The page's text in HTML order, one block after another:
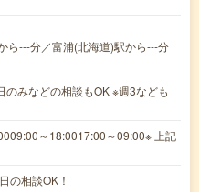
ら---分／富浦(北海道)駅から---分
のみなどの相談もOK ※週3なども
～18:0017:00～09:00※ 上記
の相談OK！